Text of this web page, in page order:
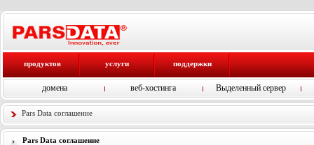
продуктов услуги поддержки
домена веб-хостинга Выделенный сервер
Pars Data соглашение
Pars Data соглашение